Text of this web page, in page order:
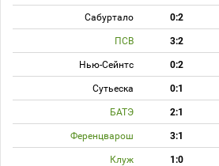
Сабуртало 0:2
ПСВ 3:2
Нью-Сейнтс 0:2
Сутьеска 0:1
БАТЭ 2:1
Ференцварош 3:1
Клуж 1:0